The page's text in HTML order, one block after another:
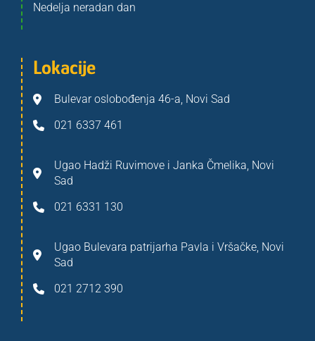
Nedelja neradan dan
Lokacije
Bulevar oslobođenja 46-a, Novi Sad
021 6337 461
Ugao Hadži Ruvimove i Janka Čmelika, Novi
Sad
021 6331 130
Ugao Bulevara patrijarha Pavla i Vršačke, Novi
Sad
021 2712 390